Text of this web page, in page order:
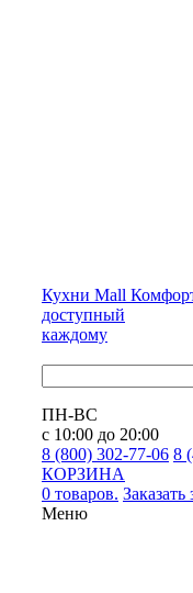
Кухни Mall
доступный
каждому
ПН-ВС
с 10:00 до 20:00
8 (800) 302-77-06 8
КОРЗИНА
0 товаров. Заказать
Меню